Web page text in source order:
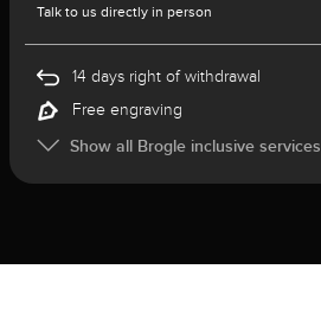
Talk to us directly in person
14 days right of withdrawal
Free engraving
Show all Brogle inclusive services